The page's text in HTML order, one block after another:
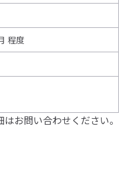
程度
お問い合わせください。